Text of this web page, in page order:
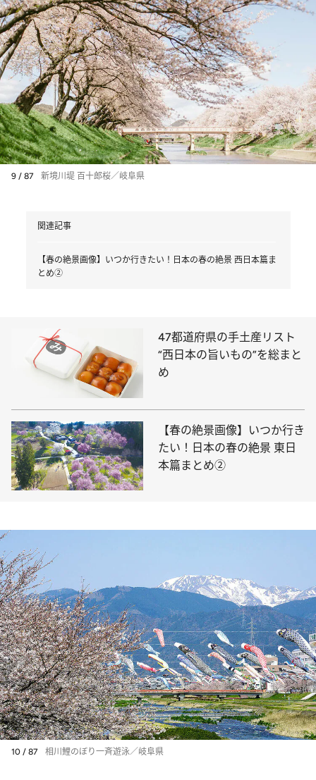
9 / 87 新境川堤 百十郎桜／岐阜県
関連記事
【春の絶景画像】いつか行きたい！日本の春の絶景 西日本篇ま
とめ②
47都道府県の手土産リスト
“西日本の旨いもの”を総まと
め
【春の絶景画像】いつか行き
たい！日本の春の絶景 東日
本篇まとめ②
10 / 87 相川鯉のぼり一斉遊泳／岐阜県